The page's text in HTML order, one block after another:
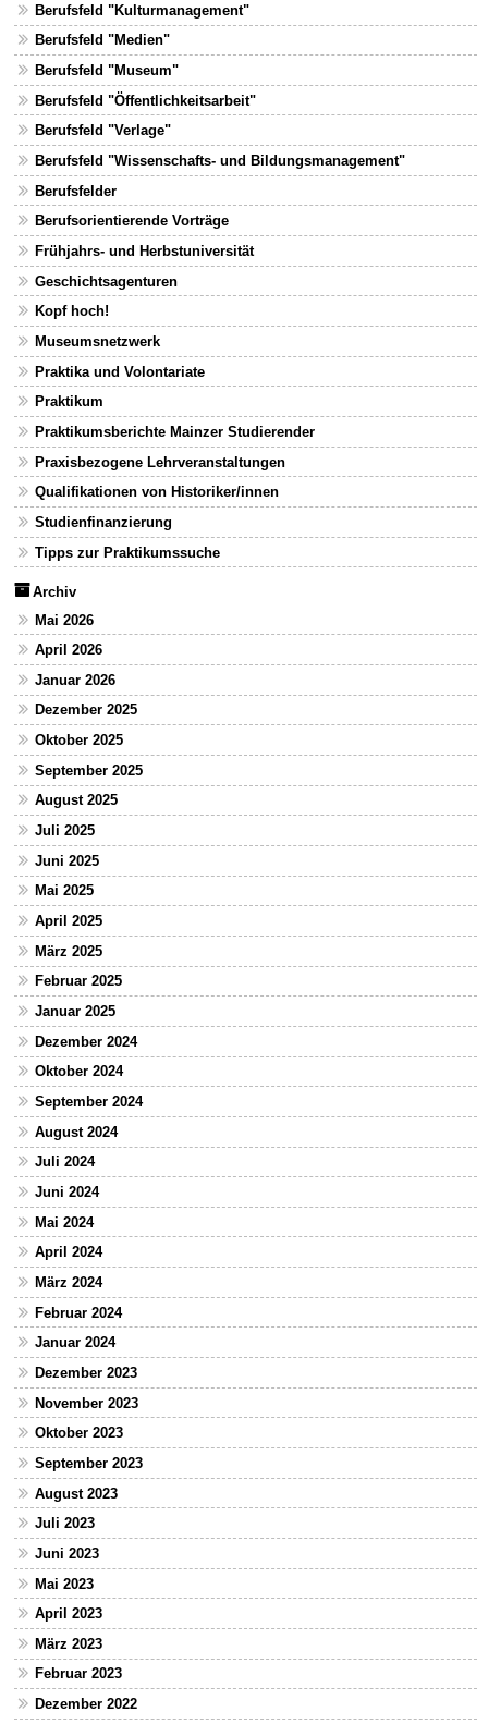
Berufsfeld "Kulturmanagement"
Berufsfeld "Medien"
Berufsfeld "Museum"
Berufsfeld "Öffentlichkeitsarbeit"
Berufsfeld "Verlage"
Berufsfeld "Wissenschafts- und Bildungsmanagement"
Berufsfelder
Berufsorientierende Vorträge
Frühjahrs- und Herbstuniversität
Geschichtsagenturen
Kopf hoch!
Museumsnetzwerk
Praktika und Volontariate
Praktikum
Praktikumsberichte Mainzer Studierender
Praxisbezogene Lehrveranstaltungen
Qualifikationen von Historiker/innen
Studienfinanzierung
Tipps zur Praktikumssuche
Archiv
Mai 2026
April 2026
Januar 2026
Dezember 2025
Oktober 2025
September 2025
August 2025
Juli 2025
Juni 2025
Mai 2025
April 2025
März 2025
Februar 2025
Januar 2025
Dezember 2024
Oktober 2024
September 2024
August 2024
Juli 2024
Juni 2024
Mai 2024
April 2024
März 2024
Februar 2024
Januar 2024
Dezember 2023
November 2023
Oktober 2023
September 2023
August 2023
Juli 2023
Juni 2023
Mai 2023
April 2023
März 2023
Februar 2023
Dezember 2022